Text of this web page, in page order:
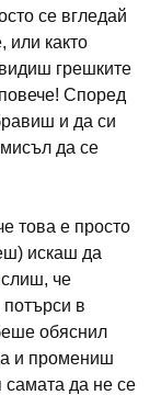
се вгледай
или както
грешките
Според
и да си
да се
това е просто
искаш да
че
в
обяснил
и промениш
самата да не се